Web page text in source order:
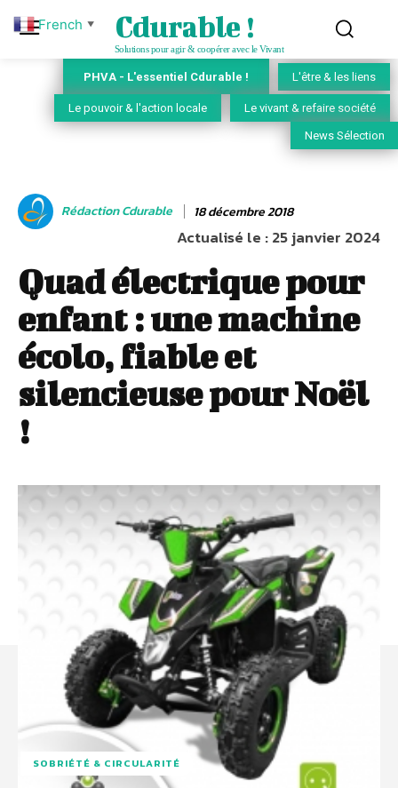
Cdurable !
Solutions pour agir & coopérer avec le Vivant
PHVA - L'essentiel Cdurable ! L'être & les liens
Le pouvoir & l'action locale Le vivant & refaire société
News Sélection
Rédaction Cdurable 18 décembre 2018
Actualisé le :25 janvier 2024
Quad électrique pour
enfant : une machine
écolo, fiable et
silencieuse pour Noël
!
SOBRIÉTÉ & CIRCULARITÉ
French ▼